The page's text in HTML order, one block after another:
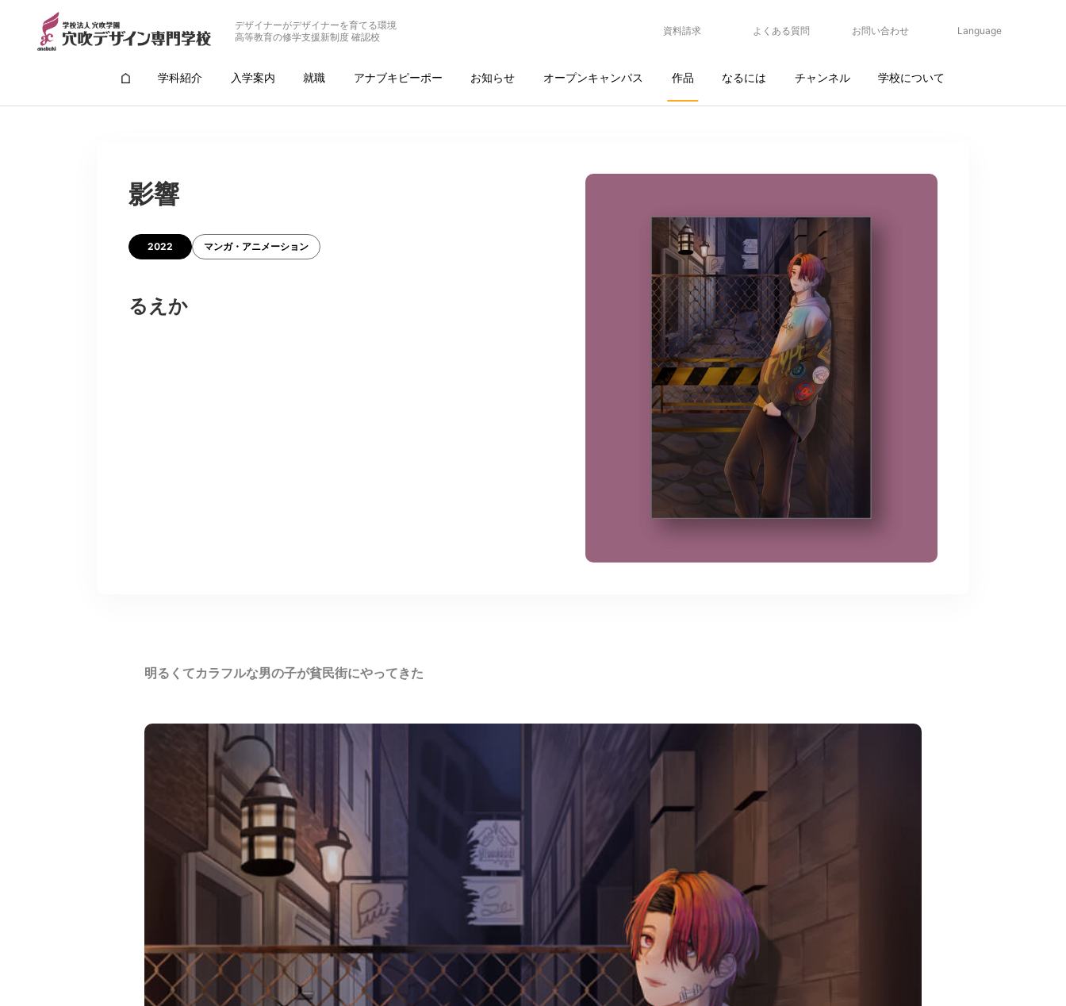
デザイナーがデザイナーを育てる環境
高等教育の修学支援新制度 確認校
資料請求 よくある質問 お問い合わせ Language
学科紹介 入学案内 就職 アナブキピーポー お知らせ オープンキャンパス 作品 なるには チャンネル 学校について
影響
2022 マンガ・アニメーション
るえか
明るくてカラフルな男の子が貧民街にやってきた